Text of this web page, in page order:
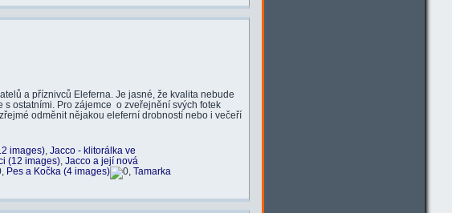
a příznivců Eleferna. Je jasné, že kvalita nebude
ostatními. Pro zájemce o zveřejnění svých fotek
odměnit nějakou eleferní drobností nebo i večeří
images), Jacco - klitorálka ve
(12 images), Jacco a její nová
, Pes a Kočka (4 images) , Tamarka